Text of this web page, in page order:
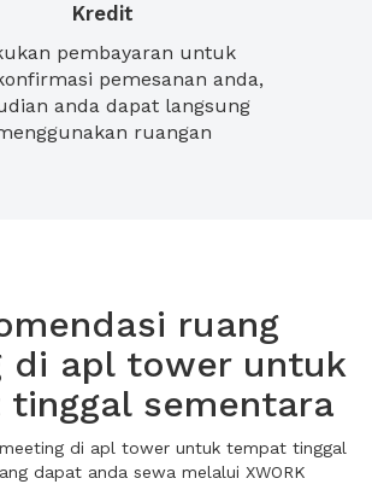
Kredit
pembayaran untuk
pemesanan anda,
anda dapat langsung
ruangan
ruang
di apl tower untuk
sementara
di apl tower untuk tempat tinggal
dapat anda sewa melalui XWORK